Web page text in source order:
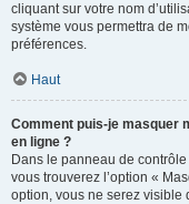
cliquant sur votre nom
système vous permettra de
préférences.
Haut
Comment puis-je masquer
en ligne ?
Dans le panneau de
vous trouverez l’option «
option, vous ne serez visible